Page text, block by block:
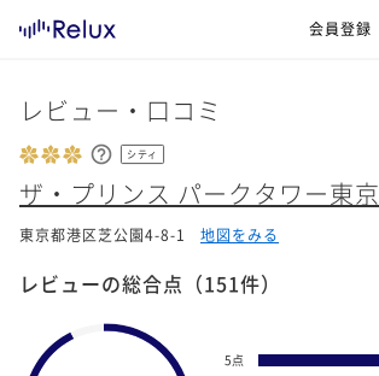
会員登録
レビュー・口コミ
シティ
ザ・プリンス パークタワー東京
東京都港区芝公園4-8-1 地図をみる
レビューの総合点 （151件）
5点